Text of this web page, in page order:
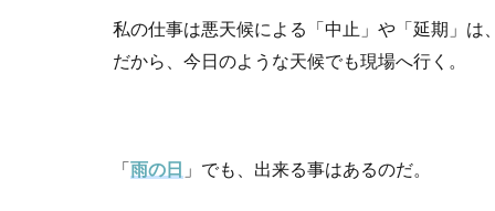
私の仕事は悪天候による「中止」や「延期」は
だから、今日のような天候でも現場へ行く。
「雨の日 」でも、出来る事はあるのだ。